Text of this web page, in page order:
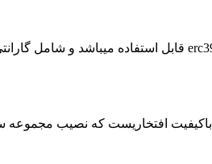
بالا و باکیفیت افتخاریست که نصیب